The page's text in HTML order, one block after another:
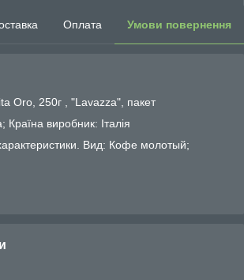
Оплата Умови повернення
Oro, 250г , "Lavazza", пакет
виробник: Італія
Вид: Кофе молотый;